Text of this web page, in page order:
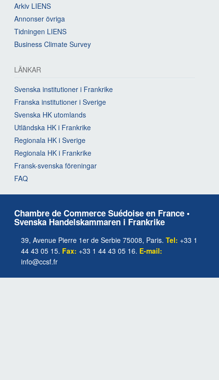
Arkiv LIENS
Annonser övriga
Tidningen LIENS
Business Climate Survey
LÄNKAR
Svenska institutioner i Frankrike
Franska institutioner i Sverige
Svenska HK utomlands
Utländska HK i Frankrike
Regionala HK i Sverige
Regionala HK i Frankrike
Fransk-svenska föreningar
FAQ
Chambre de Commerce Suédoise en France •
Svenska Handelskammaren i Frankrike
39, Avenue Pierre 1er de Serbie 75008, Paris. Tel: +33 1
44 43 05 15. Fax: +33 1 44 43 05 16. E-mail:
info@ccsf.fr